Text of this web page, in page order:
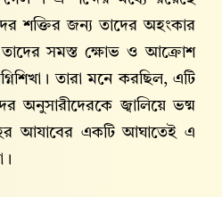
শক্তির জন্য তাদের অহংকার
তাদের সমস্ত ক্ষোভ ও আক্রোশ
তারা মনে করছিল, এটি
জ্বালিয়ে ভষ্ম
আযাবের একটি আঘাতেই এ